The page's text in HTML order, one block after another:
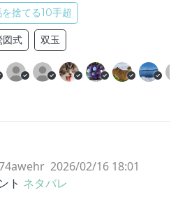
捨てる10手超
図式 双玉
2026/02/16 18:01
ト ネタバレ